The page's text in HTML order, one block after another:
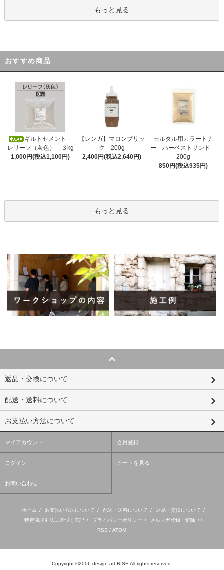
もっと見る
おすすめ商品
ギルトセメント
レリーフ（灰色） ３kg
1,000円(税込1,100円)
【レンガ】マロンブリッ
ク 200g
2,400円(税込2,640円)
モルタル用カラートナ
ー ハーベストサンド
200g
850円(税込935円)
もっと見る
返品・交換について
配送・送料について
お支払い方法について
マイアカウント 会員登録
ログイン カートを見る
お問い合わせ
ホーム / お支払い方法について / 配送・送料について / 返品・交換について /
特定商取引法に基づく表記 / プライバシーポリシー / メルマガ登録・解除 / /
RSS / ATOM
Copyright ©2006 design art RISE All rights reserved.